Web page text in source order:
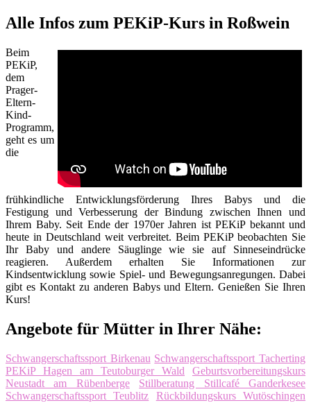
Alle Infos zum PEKiP-Kurs in Roßwein
Beim
PEKiP,
dem
Prager-
Eltern-
Kind-
Programm,
geht es um
die
frühkindliche Entwicklungsförderung Ihres Babys und die
Festigung und Verbesserung der Bindung zwischen Ihnen und
Ihrem Baby. Seit Ende der 1970er Jahren ist PEKiP bekannt und
heute in Deutschland weit verbreitet. Beim PEKiP beobachten Sie
Ihr Baby und andere Säuglinge wie sie auf Sinneseindrücke
reagieren. Außerdem erhalten Sie Informationen zur
Kindsentwicklung sowie Spiel- und Bewegungsanregungen. Dabei
gibt es Kontakt zu anderen Babys und Eltern. Genießen Sie Ihren
Kurs!
Angebote für Mütter in Ihrer Nähe:
Schwangerschaftssport Birkenau Schwangerschaftssport Tacherting
PEKiP Hagen am Teutoburger Wald
Geburtsvorbereitungskurs
Neustadt am Rübenberge
Stillberatung Stillcafé Ganderkesee
Schwangerschaftssport Teublitz
Rückbildungskurs Wutöschingen